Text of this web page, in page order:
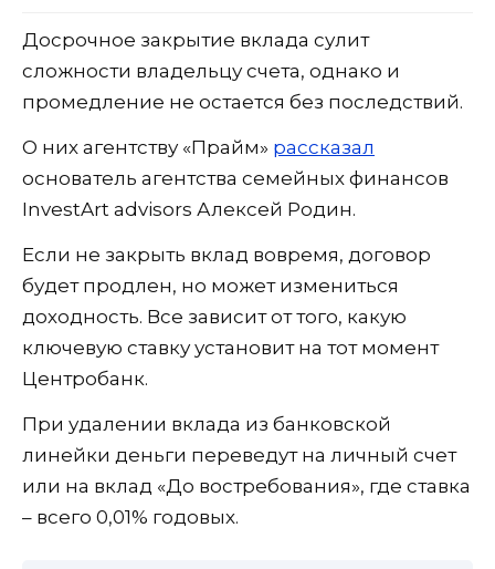
Досрочное закрытие вклада сулит
сложности владельцу счета, однако и
промедление не остается без последствий.
О них агентству «Прайм» рассказал
основатель агентства семейных финансов
InvestArt advisors Алексей Родин.
Если не закрыть вклад вовремя, договор
будет продлен, но может измениться
доходность. Все зависит от того, какую
ключевую ставку установит на тот момент
Центробанк.
При удалении вклада из банковской
линейки деньги переведут на личный счет
или на вклад «До востребования», где ставка
– всего 0,01% годовых.